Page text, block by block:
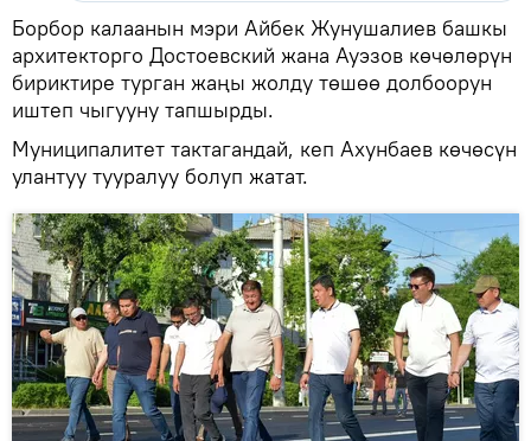
Борбор калаанын мэри Айбек Жунушалиев башкы
архитекторго Достоевский жана Ауэзов көчөлөрүн
бириктире турган жаңы жолду төшөө долбоорун
иштеп чыгууну тапшырды.
Муниципалитет тактагандай, кеп Ахунбаев көчөсүн
улантуу тууралуу болуп жатат.